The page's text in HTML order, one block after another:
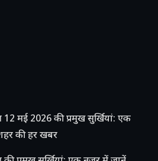
मई 2026 की प्रमुख सुर्खियां: एक
की हर खबर